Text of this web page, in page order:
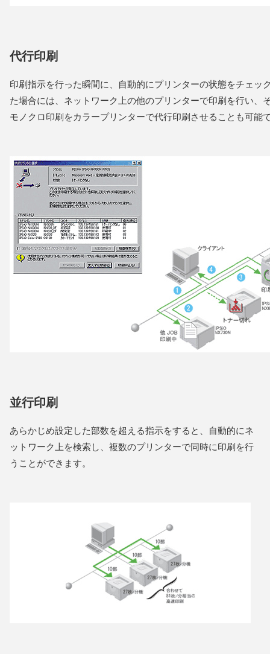
代行印刷
印刷指示を行った瞬間に、自動的にプリンターの状態をチェッ
た場合には、ネットワーク上の他のプリンターで印刷を行い、
モノクロ印刷をカラープリンターで代行印刷させることも可能
並行印刷
あらかじめ設定した部数を超える指示をすると、自動的にネ
ットワーク上を検索し、複数のプリンターで同時に印刷を行
うことができます。